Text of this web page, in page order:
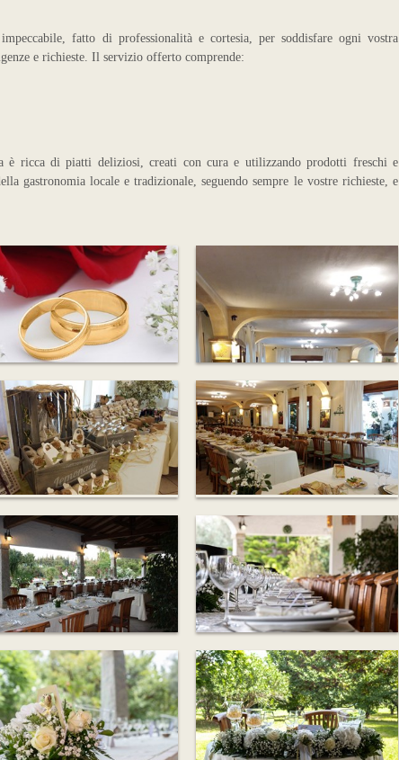
fatto di professionalità e cortesia, per soddisfare ogni vostra
e richieste. Il servizio offerto comprende:
è ricca di piatti deliziosi, creati con cura e utilizzando prodotti freschi e
gastronomia locale e tradizionale, seguendo sempre le vostre richieste, e